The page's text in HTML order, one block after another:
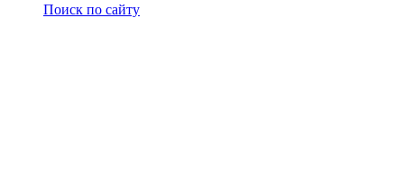
Поиск по сайту